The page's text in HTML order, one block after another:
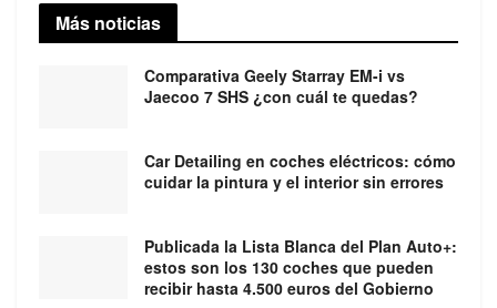
Más noticias
Comparativa Geely Starray EM-i vs
Jaecoo 7 SHS ¿con cuál te quedas?
Car Detailing en coches eléctricos: cómo
cuidar la pintura y el interior sin errores
Publicada la Lista Blanca del Plan Auto+:
estos son los 130 coches que pueden
recibir hasta 4.500 euros del Gobierno